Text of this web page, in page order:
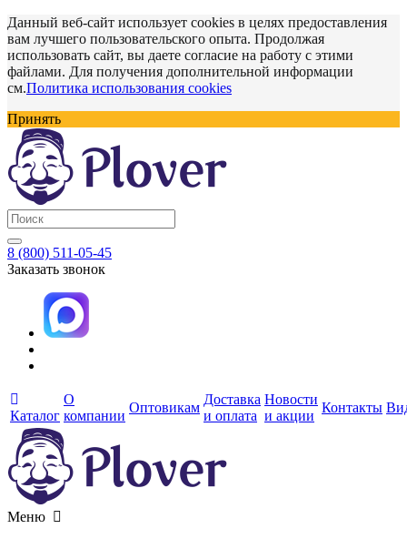
Данный веб-сайт использует cookies в целях предоставления
вам лучшего пользовательского опыта. Продолжая
использовать сайт, вы даете согласие на работу с этими
файлами. Для получения дополнительной информации
см.Политика использования cookies
Принять
8 (800) 511-05-45
Заказать звонок
Каталог
О
компании
Оптовикам
Доставка
и оплата
Новости
и акции
Контакты
Меню